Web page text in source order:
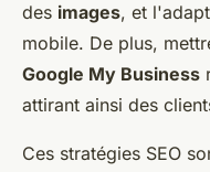
des images, et
mobile. De plus,
Google My Business
attirant ainsi des
Ces stratégies SEO